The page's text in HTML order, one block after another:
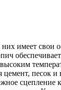
имеет свои
цемент, песок
сцепление